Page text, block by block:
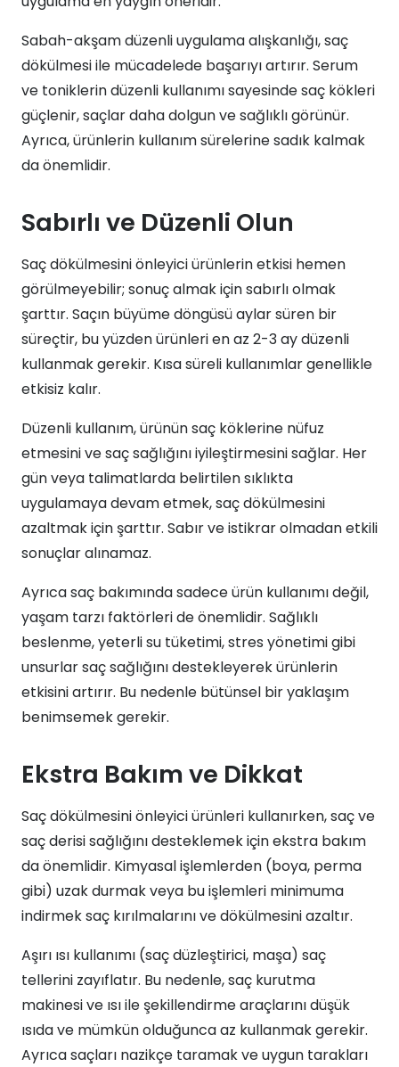
Sabah-akşam düzenli uygulama alışkanlığı, saç
dökülmesi ile mücadelede başarıyı artırır. Serum
ve toniklerin düzenli kullanımı sayesinde saç kökleri
güçlenir, saçlar daha dolgun ve sağlıklı görünür.
Ayrıca, ürünlerin kullanım sürelerine sadık kalmak
da önemlidir.
Sabırlı ve Düzenli Olun
Saç dökülmesini önleyici ürünlerin etkisi hemen
görülmeyebilir; sonuç almak için sabırlı olmak
şarttır. Saçın büyüme döngüsü aylar süren bir
süreçtir, bu yüzden ürünleri en az 2-3 ay düzenli
kullanmak gerekir. Kısa süreli kullanımlar genellikle
etkisiz kalır.
Düzenli kullanım, ürünün saç köklerine nüfuz
etmesini ve saç sağlığını iyileştirmesini sağlar. Her
gün veya talimatlarda belirtilen sıklıkta
uygulamaya devam etmek, saç dökülmesini
azaltmak için şarttır. Sabır ve istikrar olmadan etkili
sonuçlar alınamaz.
Ayrıca saç bakımında sadece ürün kullanımı değil,
yaşam tarzı faktörleri de önemlidir. Sağlıklı
beslenme, yeterli su tüketimi, stres yönetimi gibi
unsurlar saç sağlığını destekleyerek ürünlerin
etkisini artırır. Bu nedenle bütünsel bir yaklaşım
benimsemek gerekir.
Ekstra Bakım ve Dikkat
Saç dökülmesini önleyici ürünleri kullanırken, saç ve
saç derisi sağlığını desteklemek için ekstra bakım
da önemlidir. Kimyasal işlemlerden (boya, perma
gibi) uzak durmak veya bu işlemleri minimuma
indirmek saç kırılmalarını ve dökülmesini azaltır.
Aşırı ısı kullanımı (saç düzleştirici, maşa) saç
tellerini zayıflatır. Bu nedenle, saç kurutma
makinesi ve ısı ile şekillendirme araçlarını düşük
ısıda ve mümkün olduğunca az kullanmak gerekir.
Ayrıca saçları nazikçe taramak ve uygun tarakları